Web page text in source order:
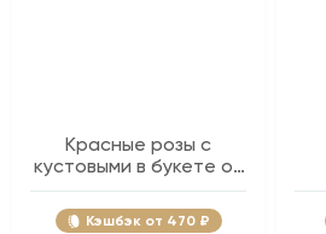
Красные розы с
кустовыми в букете от
29 шт.
Кэшбэк 470 ₽